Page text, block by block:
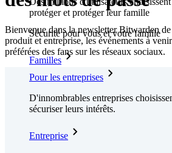
protéger et protéger leur famille
Sécurité pour vous et votre famille
Familles
Pour les entreprises
D'innombrables entreprises
sécuriser leurs intérêts.
Entreprise
Bienvenue dans la newsletter Bitwarden
produit et entreprise, les événements à
préférées des fans sur les réseaux sociaux.